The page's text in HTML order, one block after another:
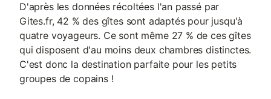
D'après les données récoltées l'an passé par
Gites.fr, 42 % des gîtes sont adaptés pour jusqu'à
quatre voyageurs. Ce sont même 27 % de ces gîtes
qui disposent d'au moins deux chambres distinctes.
C'est donc la destination parfaite pour les petits
groupes de copains !